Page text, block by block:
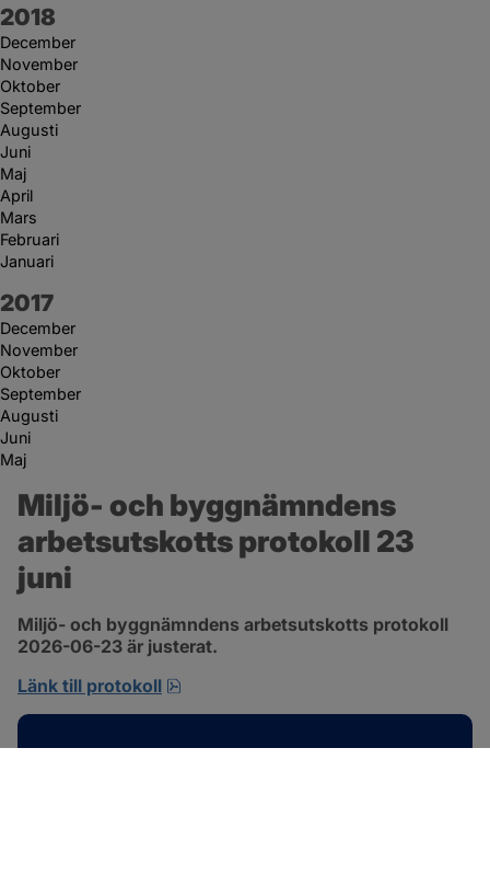
År:
2018
December
November
Oktober
September
Augusti
Juni
Maj
April
Mars
Februari
Januari
År:
2017
December
November
Oktober
September
Augusti
Juni
Maj
Miljö- och byggnämndens
arbetsutskotts protokoll 23
juni
Miljö- och byggnämndens arbetsutskotts protokoll
2026-06-23 är justerat.
Länk till protokoll